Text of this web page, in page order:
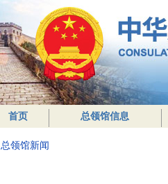
首页 总领馆信息
总领馆新闻